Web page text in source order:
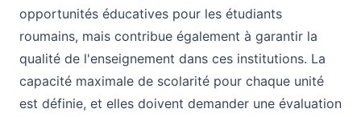
opportunités éducatives pour les étudiants
roumains, mais contribue également à garantir la
qualité de l'enseignement dans ces institutions. La
capacité maximale de scolarité pour chaque unité
est définie, et elles doivent demander une évaluation